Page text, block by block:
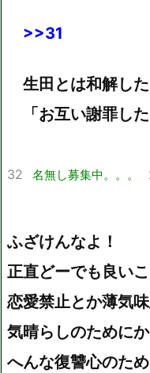
>>31
生田とは和解し
「お互い謝罪し
32 名無し募集中。。。
ふざけんなよ！
正直どーでも良い
恋愛禁止とか薄気
気晴らしのためにか
へんな復讐心のた